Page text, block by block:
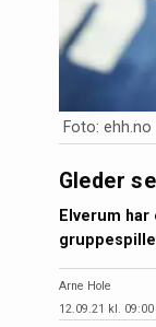
Foto: ehh.no
Gleder
Elverum
Arne Hole
12.09.21 kl. 09:00